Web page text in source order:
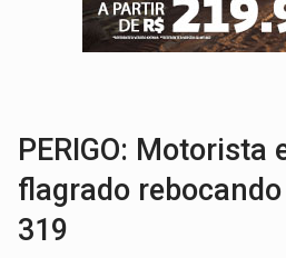
ECONOMIA:Dia dos pais
PERIGO: Motorista
flagrado
319